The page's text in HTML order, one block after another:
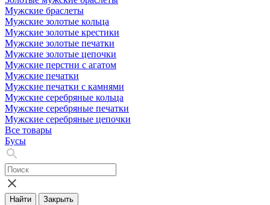
Мужские браслеты
Мужские золотые кольца
Мужские золотые крестики
Мужские золотые печатки
Мужские золотые цепочки
Мужские перстни с агатом
Мужские печатки
Мужские печатки с камнями
Мужские серебряные кольца
Мужские серебряные печатки
Мужские серебряные цепочки
Все товары
Бусы
Найти Закрыть